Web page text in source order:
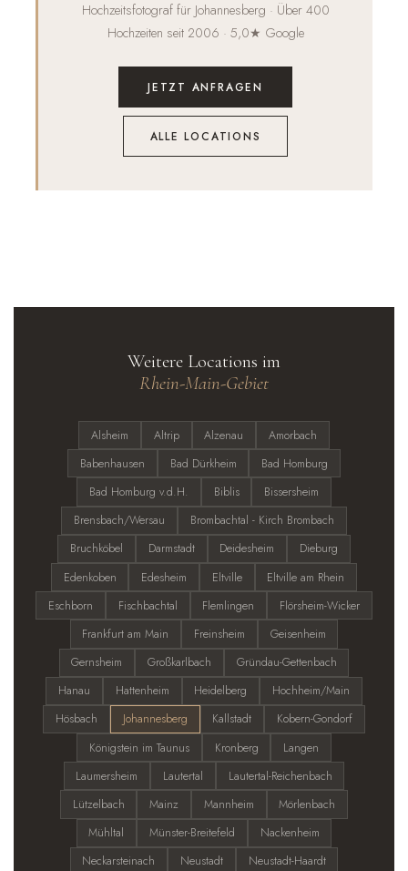
Hochzeitsfotograf für Johannesberg · Über 400
Hochzeiten seit 2006 · 5,0★ Google
JETZT ANFRAGEN
ALLE LOCATIONS
Weitere Locations im
Rhein-Main-Gebiet
Alsheim Altrip Alzenau
Amorbach
Babenhausen
Bad Dürkheim
Bad Homburg
Bad Homburg v.d.H.
Biblis
Bissersheim
Brensbach/Wersau
Brombachtal - Kirch Brombach
Bruchköbel
Darmstadt Deidesheim
Dieburg
Edenkoben
Edesheim Eltville
Eltville am Rhein
Eschborn
Fischbachtal Flemlingen
Flörsheim-Wicker
Frankfurt am Main
Freinsheim
Geisenheim
Gernsheim
Großkarlbach
Gründau-Gettenbach
Hanau
Hattenheim Heidelberg
Hochheim/Main
Hösbach
Johannesberg Kallstadt
Kobern-Gondorf
Königstein im Taunus
Kronberg
Langen
Laumersheim
Lautertal
Lautertal-Reichenbach
Lützelbach
Mainz Mannheim
Mörlenbach
Mühltal
Münster-Breitefeld
Nackenheim
Neckarsteinach
Neustadt
Neustadt-Haardt